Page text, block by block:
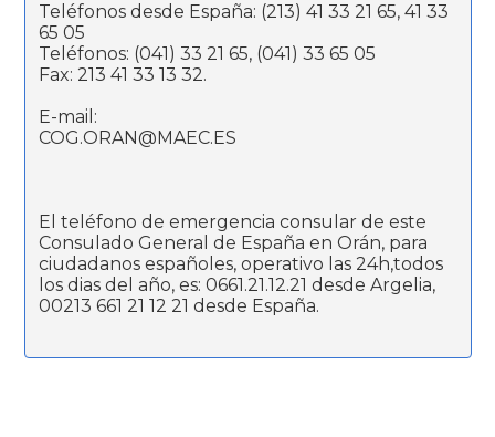
Teléfonos desde España: (213) 41 33 21 65, 41 33
65 05
Teléfonos: (041) 33 21 65, (041) 33 65 05
Fax: 213 41 33 13 32.
E-mail:
COG.ORAN@MAEC.ES
El teléfono de emergencia consular de este
Consulado General de España en Orán, para
ciudadanos españoles, operativo las 24h,todos
los dias del año, es: 0661.21.12.21 desde Argelia,
00213 661 21 12 21 desde España.